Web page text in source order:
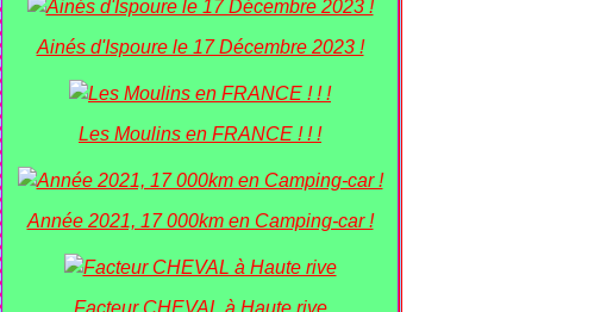
Ainés d'Ispoure le 17 Décembre 2023 !
Les Moulins en FRANCE ! ! !
Année 2021, 17 000km en Camping-car !
Facteur CHEVAL à Haute rive